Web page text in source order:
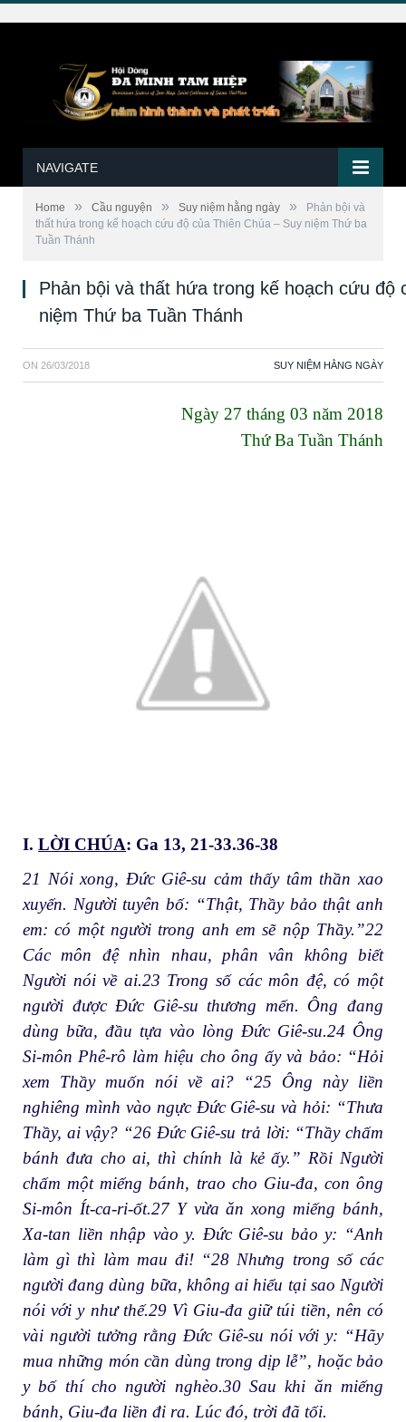
NAVIGATE
Home » Cầu nguyện » Suy niệm hằng ngày »
Phản bội và
thất hứa trong kế hoạch cứu độ của Thiên Chúa – Suy niệm Thứ ba
Tuần Thánh
Phản bội và thất hứa trong kế hoạch cứu độ
niệm Thứ ba Tuần Thánh
ON 26/03/2018 SUY NIỆM HẰNG NGÀY
Ngày 27 tháng 03 năm 2018
Thứ Ba Tuần Thánh
I. LỜI CHÚA: Ga 13, 21-33.36-38
21 Nói xong, Đức Giê-su cảm thấy tâm thần xao
xuyến. Người tuyên bố: “Thật, Thầy bảo thật anh
em: có một người trong anh em sẽ nộp Thầy.”22
Các môn đệ nhìn nhau, phân vân không biết
Người nói về ai.23 Trong số các môn đệ, có một
người được Đức Giê-su thương mến. Ông đang
dùng bữa, đầu tựa vào lòng Đức Giê-su.24 Ông
Si-môn Phê-rô làm hiệu cho ông ấy và bảo: “Hỏi
xem Thầy muốn nói về ai? “25 Ông này liền
nghiêng mình vào ngực Đức Giê-su và hỏi: “Thưa
Thầy, ai vậy? “26 Đức Giê-su trả lời: “Thầy chấm
bánh đưa cho ai, thì chính là kẻ ấy.” Rồi Người
chấm một miếng bánh, trao cho Giu-đa, con ông
Si-môn Ít-ca-ri-ốt.27 Y vừa ăn xong miếng bánh,
Xa-tan liền nhập vào y. Đức Giê-su bảo y: “Anh
làm gì thì làm mau đi! “28 Nhưng trong số các
người đang dùng bữa, không ai hiểu tại sao Người
nói với y như thế.29 Vì Giu-đa giữ túi tiền, nên có
vài người tưởng rằng Đức Giê-su nói với y: “Hãy
mua những món cần dùng trong dịp lễ”, hoặc bảo
y bố thí cho người nghèo.30 Sau khi ăn miếng
bánh, Giu-đa liền đi ra. Lúc đó, trời đã tối.